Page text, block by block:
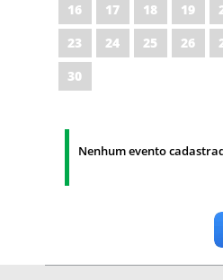
16
17 18 19
23
24 25 26
30
Nenhum evento